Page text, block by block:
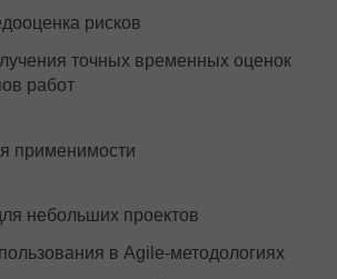
рисков
точных временных оценок
работ
применимости
небольших проектов
в Agile-методологиях